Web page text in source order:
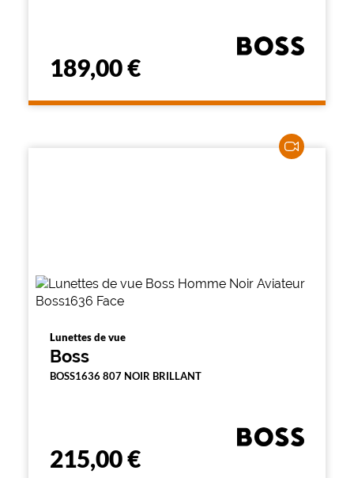
189,00 €
Lunettes de vue
Boss
BOSS1636 807 NOIR BRILLANT
215,00 €